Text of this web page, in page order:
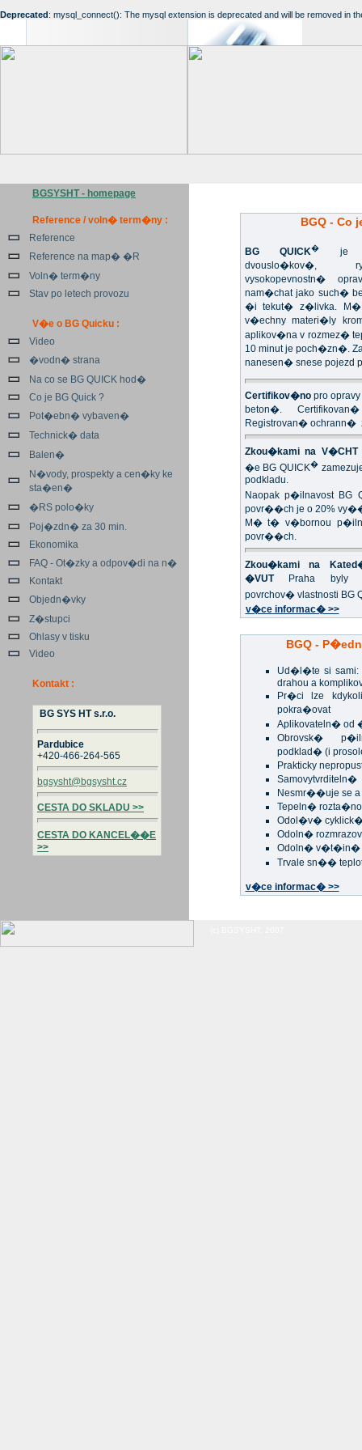
Deprecated: mysql_connect(): The mysql extension is deprecated and will be removed in
BGSYSHT - homepage
Reference / voln� term�ny :
Reference
Reference na map� �R
Voln� term�ny
Stav po letech provozu
V�e o BG Quicku :
Video
�vodn� strana
Na co se BG QUICK hod�
Co je BG Quick ?
Pot�ebn� vybaven�
Technick� data
Balen�
N�vody, prospekty a cen�ky ke
sta�en�
�RS polo�ky
Poj�zdn� za 30 min.
Ekonomika
FAQ - Ot�zky a odpov�di na n�
Kontakt
Objedn�vky
Z�stupci
Ohlasy v tisku
Video
Kontakt :
BG SYS HT s.r.o.
Pardubice
+420-466-264-565
bgsysht@bgsysht.cz
CESTA DO SKLADU >>
CESTA DO KANCEL��E
>>
BGQ - Co
BG QUICK�
je
dvouslo�kov�,
vysokopevnostn�
nam�chat jako such�
�i tekut� z�livka. M�
v�echny materi�ly
aplikov�na v rozmez�
10 minut je poch�zn�.
nanesen� snese pojezd
Certifikov�nopro
beton�.
Registrovan�
Zkou�kami na V�CHT
�e BG QUICK�
podkladu.
Naopak p�ilnavost BG
povr��ch je o 20%
M� t� v�bornou
povr��ch.
Zkou�kami na
�VUTPraha byly
povrchov� vlastnosti BG
v�ce informac� >>
BGQ -
Ud�l�te si
drahou a
Pr�ci lze
pokra�ovat
Aplikovateln� od
Obrovsk�
podklad� (i
Prakticky
Samovytvrditeln�
Nesmr��uje se
Tepeln�
Odol�v�
Odoln�
Odoln� v�t�in�
Trvale sn��
v�ce informac� >>